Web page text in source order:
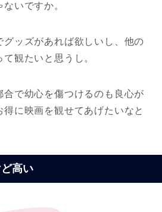
いですか。
グッズがあれば欲しいし、他の
観たいと思うし。
合で幼心を傷つけるのも良心が
に映画を観せてあげたいなと
高い